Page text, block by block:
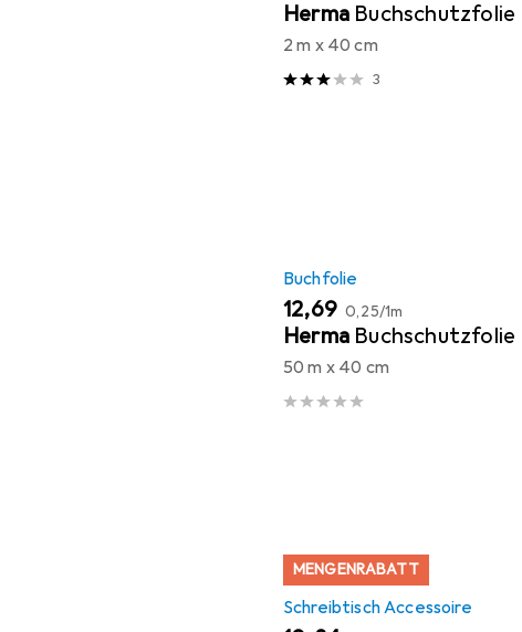
Herma Buchschutzfolie
2 m x 40 cm
3
Buchfolie
EUR
12,69 EUR
0,25/1m
Herma Buchschutzfolie
50 m x 40 cm
MENGENRABATT
Schreibtisch Accessoire